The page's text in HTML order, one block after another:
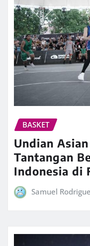
BASKET
Undian
Tantangan
Indonesia di
Samuel